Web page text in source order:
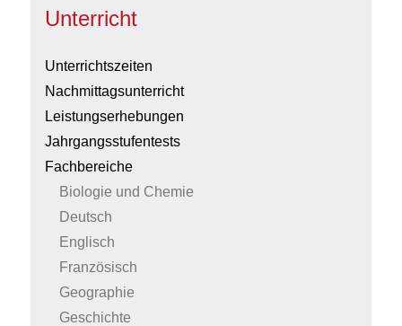
Unterricht
Unterrichtszeiten
Nachmittagsunterricht
Leistungserhebungen
Jahrgangsstufentests
Fachbereiche
Biologie und Chemie
Deutsch
Englisch
Französisch
Geographie
Geschichte